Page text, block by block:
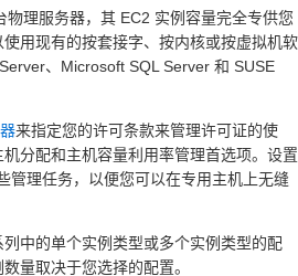
物理服务器，其 EC2 实例容量完全专供您
用现有的按套接字、按内核或按虚拟机软
、Microsoft SQL Server 和 SUSE
来指定您的许可条款来管理许可证的使
分配和主机容量利用率管理首选项。设置
管理任务，以便您可以在专用主机上无缝
中的单个实例类型或多个实例类型的配
量取决于您选择的配置。